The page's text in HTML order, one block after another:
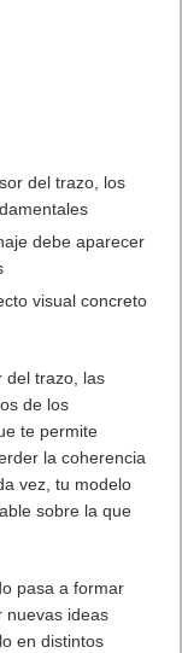
del trazo, los
debe aparecer
visual concreto
del trazo, las
de los
te permite
la coherencia
vez, tu modelo
sobre la que
pasa a formar
nuevas ideas
en distintos